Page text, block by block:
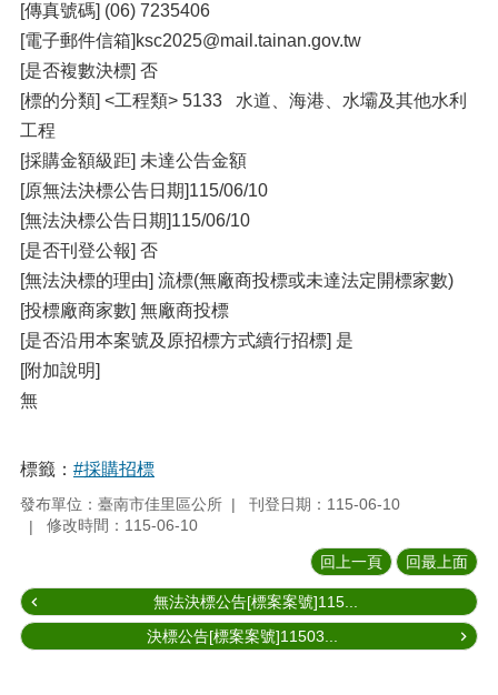
[傳真號碼] (06) 7235406
[電⼦郵件信箱]ksc2025@mail.tainan.gov.tw
[是否複數決標] 否
[標的分類] <⼯程類> 5133 ⽔道、海港、⽔壩及其他⽔利
⼯程
[採購⾦額級距] 未達公告⾦額
[原無法決標公告⽇期]115/06/10
[無法決標公告⽇期]115/06/10
[是否刊登公報] 否
[無法決標的理由] 流標(無廠商投標或未達法定開標家數)
[投標廠商家數] 無廠商投標
[是否沿⽤本案號及原招標⽅式續⾏招標] 是
[附加說明]
無
標籤： #採購招標
發布單位：臺南市佳里區公所
刊登日期：115-06-10
修改時間：115-06-10
回上一頁 回最上面
無法決標公告[標案案號]115...
決標公告[標案案號]11503...